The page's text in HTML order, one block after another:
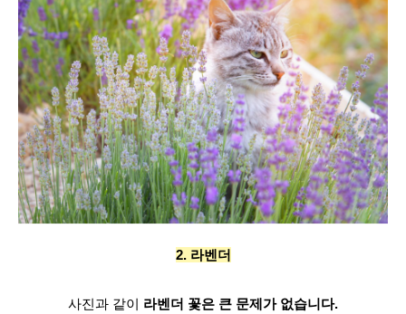
2. 라벤더
사진과 같이 라벤더 꽃은 큰 문제가 없습니다.